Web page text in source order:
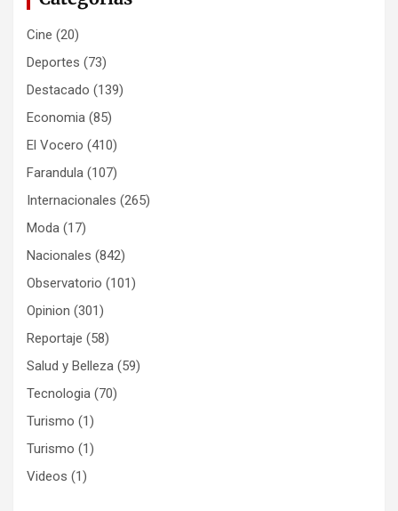
Cine (20)
Deportes (73)
Destacado (139)
Economia (85)
El Vocero (410)
Farandula (107)
Internacionales (265)
Moda (17)
Nacionales (842)
Observatorio (101)
Opinion (301)
Reportaje (58)
Salud y Belleza (59)
Tecnologia (70)
Turismo (1)
Turismo (1)
Videos (1)